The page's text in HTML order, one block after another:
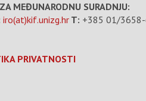
MEĐUNARODNU SURADNJU:
iro(at)kif.unizg.hr T: +385 01/
PRIVATNOSTI